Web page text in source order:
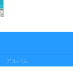
アルバム